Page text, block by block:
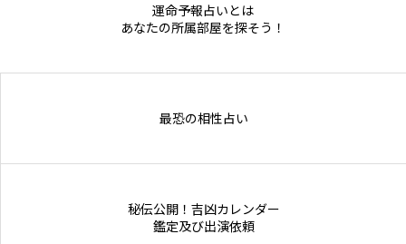
運命予報占いとは
あなたの所属部屋を探そう！
最恐の相性占い
秘伝公開！吉凶カレンダー
鑑定及び出演依頼